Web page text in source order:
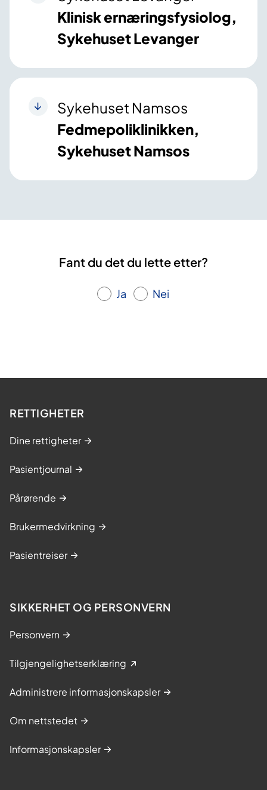
Klinisk ernæringsfysiolog,
Sykehuset Levanger
Sykehuset Namsos
Fedmepoliklinikken,
Sykehuset Namsos
Fant du det du lette etter?
Ja Nei
RETTIGHETER
Dine rettigheter
Pasientjournal
Pårørende
Brukermedvirkning
Pasientreiser
SIKKERHET OG PERSONVERN
Personvern
Tilgjengelighetserklæring
Administrere informasjonskapsler
Om nettstedet
Informasjonskapsler